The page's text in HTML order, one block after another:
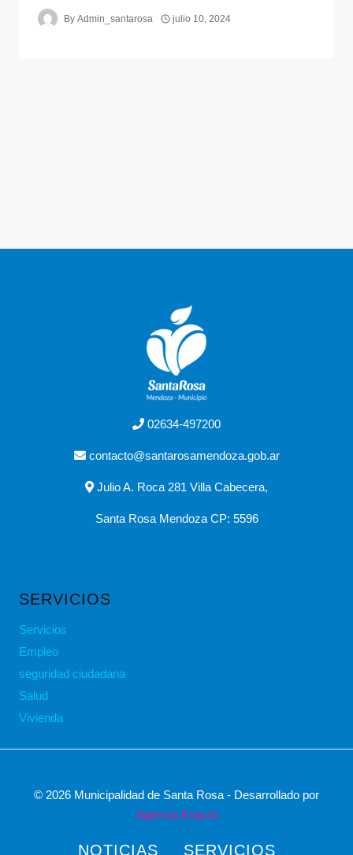
By Admin_santarosa julio 10, 2024
02634-497200
contacto@santarosamendoza.gob.ar
Julio A. Roca 281 Villa Cabecera,
Santa Rosa Mendoza CP: 5596
SERVICIOS
Servicios
Empleo
seguridad ciudadana
Salud
Vivienda
© 2026 Municipalidad de Santa Rosa - Desarrollado por
Agencia Exacta
NOTICIAS SERVICIOS